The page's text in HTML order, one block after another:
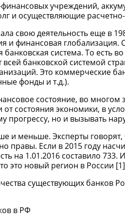
финансовых учреждений,
и осуществляющие
свою деятельность еще в
и финансовая глобализация.
система. То есть
банковской системой
Это коммерческие
фонды и т.д.).
состояние, во многом
состояния экономики, в
прогрессу, но и вызывать
и меньше. Эксперты
правы. Если в 2015 году
на 1.01.2016 составило
это новый регион в России
существующих банков
в РФ